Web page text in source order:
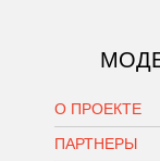
О ПРОЕКТЕ
ПАРТНЕРЫ